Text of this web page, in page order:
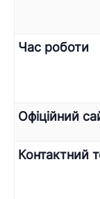
Час роботи
Офіційний
Контактний